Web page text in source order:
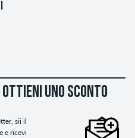
uno sconto
sii il
e ricevi